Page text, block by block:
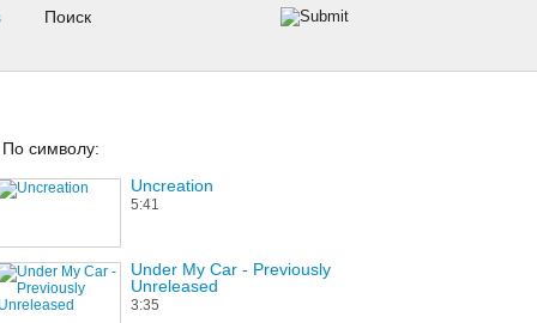
По символу:
Uncreation
5:41
Under My Car - Previously
Unreleased
3:35